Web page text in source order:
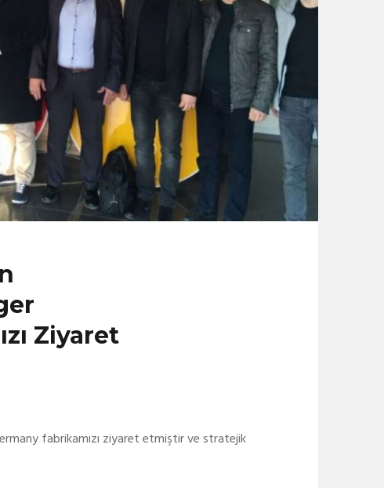
Ziyaret
fabrikamızı ziyaret etmiştir ve stratejik